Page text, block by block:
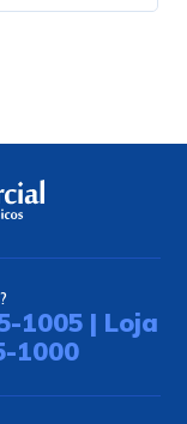
1005 | Loja
1000